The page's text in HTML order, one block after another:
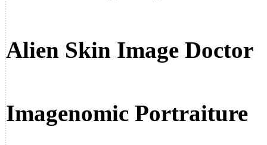
Alien Skin Image Doctor
Imagenomic Portraiture